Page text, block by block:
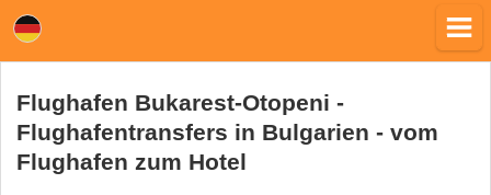
Flughafen Bukarest-Otopeni -
Flughafentransfers in Bulgarien - vom
Flughafen zum Hotel